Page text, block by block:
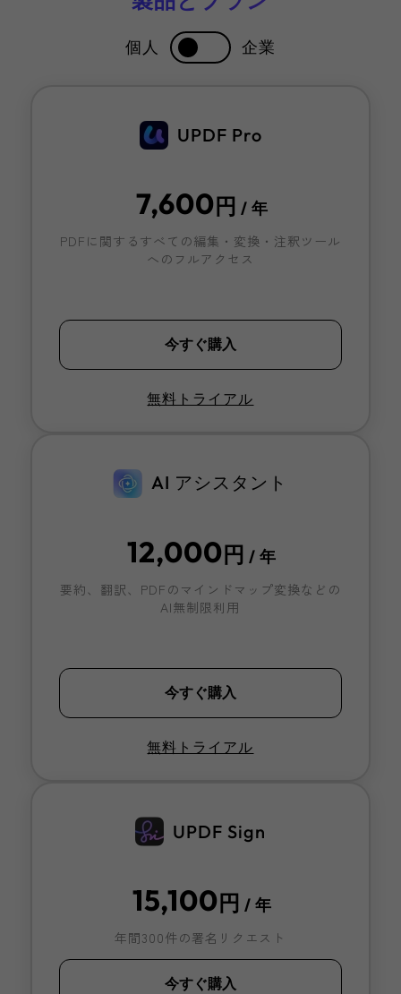
個人 企業
UPDF Pro
7,600円 / 年
PDFに関するすべての編集・変換・注釈ツール
へのフルアクセス
今すぐ購入
無料トライアル
AI アシスタント
12,000円 / 年
要約、翻訳、PDFのマインドマップ変換などの
AI無制限利用
今すぐ購入
無料トライアル
UPDF Sign
15,100円 / 年
年間300件の署名リクエスト
今すぐ購入